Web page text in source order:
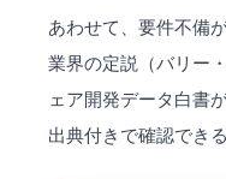
あわせて、要件不備
業界の定説（バリー
ェア開発データ白書
出典付きで確認でき